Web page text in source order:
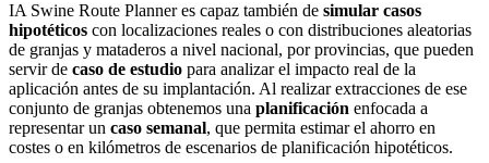
IA Swine Route Planneres capaz también de simular casos
hipotéticos con localizaciones reales o con distribuciones aleatorias
de granjas y mataderos a nivel nacional, por provincias, que pueden
servir de caso de estudio para analizar el impacto real de la
aplicación antes de su implantación. Al realizar extracciones de ese
conjunto de granjas obtenemos una planificación enfocada a
representar un caso semanal, que permita estimar el ahorro en
costes o en kilómetros de escenarios de planificación hipotéticos.